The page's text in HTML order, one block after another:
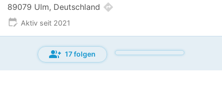
89079 Ulm, Deutschland directions
edit_calendar Aktiv seit 2021
group_add 17 folgen